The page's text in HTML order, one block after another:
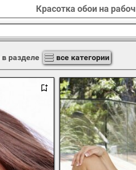
Красотка обои на
в разделе все категории